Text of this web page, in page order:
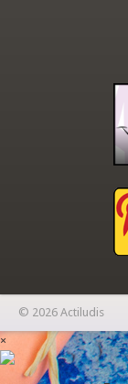
© 2026 Actiludis
×